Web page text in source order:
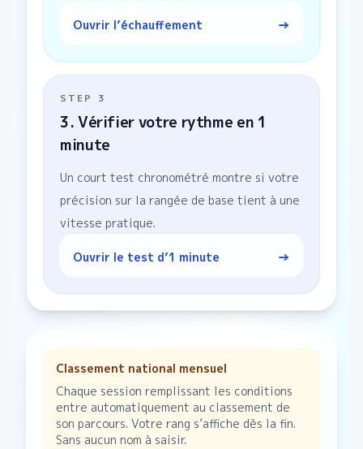
Ouvrir l’échauffement →
STEP 3
3. Vérifier votre rythme en 1
minute
Un court test chronométré montre si votre
précision sur la rangée de base tient à une
vitesse pratique.
Ouvrir le test d’1 minute →
Classement national mensuel
Chaque session remplissant les conditions
entre automatiquement au classement de
son parcours. Votre rang s’affiche dès la fin.
Sans aucun nom à saisir.